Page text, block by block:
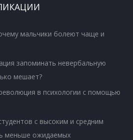
мальчики болеют чаще и
запоминать невербальную
мешает?
в психологии с помощью
с высоким и средним
меньше ожидаемых